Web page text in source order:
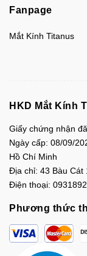
Fanpage
Mắt Kính Titanus
HKD Mắt Kính
Giấy chứng nhận
Ngày cấp: 08/09/
Hồ Chí Minh
Địa chỉ: 43 Bàu Cát
Điện thoại:
Phương thức